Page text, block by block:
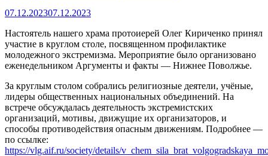
07.12.202307.12.2023
Настоятель нашего храма протоиерей Олег Кириченко принял
участие в круглом столе, посвященном профилактике
молодежного экстремизма. Мероприятие было организовано
еженедельником Аргументы и факты — Нижнее Поволжье.
За круглым столом собрались религиозные деятели, учёные,
лидеры общественных национальных объединений. На
встрече обсуждалась деятельность экстремистских
организаций, мотивы, движущие их организаторов, и
способы противодействия опасным движениям. Подробнее —
по ссылке:
https://vlg.aif.ru/society/details/